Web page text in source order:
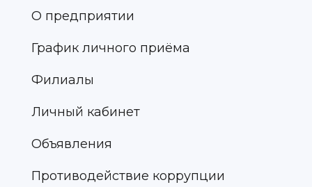
О предприятии
График личного приёма
Филиалы
Личный кабинет
Объявления
Противодействие коррупции